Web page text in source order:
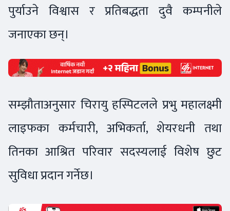
पुर्याउने विश्वास र प्रतिबद्धता दुवै कम्पनीले
जनाएका छन्।
सम्झौताअनुसार चिरायु हस्पिटलले प्रभु महालक्ष्मी
लाइफका कर्मचारी, अभिकर्ता, शेयरधनी तथा
तिनका आश्रित परिवार सदस्यलाई विशेष छुट
सुविधा प्रदान गर्नेछ।